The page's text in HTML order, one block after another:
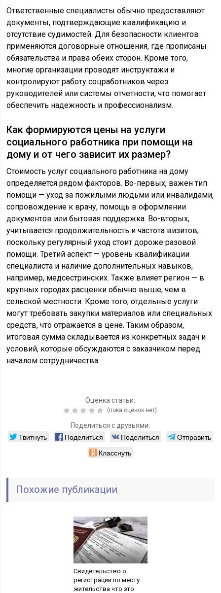
Ответственные специалисты обычно предоставляют
документы, подтверждающие квалификацию и
отсутствие судимостей. Для безопасности клиентов
применяются договорные отношения, где прописаны
обязательства и права обеих сторон. Кроме того,
многие организации проводят инструктажи и
контролируют работу соцработников через
руководителей или системы отчетности, что помогает
обеспечить надежность и профессионализм.
Как формируются цены на услуги
социального работника при помощи на
дому и от чего зависит их размер?
Стоимость услуг социального работника на дому
определяется рядом факторов. Во-первых, важен тип
помощи — уход за пожилыми людьми или инвалидами,
сопровождение к врачу, помощь в оформлении
документов или бытовая поддержка. Во-вторых,
учитывается продолжительность и частота визитов,
поскольку регулярный уход стоит дороже разовой
помощи. Третий аспект — уровень квалификации
специалиста и наличие дополнительных навыков,
например, медсестринских. Также влияет регион — в
крупных городах расценки обычно выше, чем в
сельской местности. Кроме того, отдельные услуги
могут требовать закупки материалов или специальных
средств, что отражается в цене. Таким образом,
итоговая сумма складывается из конкретных задач и
условий, которые обсуждаются с заказчиком перед
началом сотрудничества.
Оценка статьи:
(пока оценок нет)
Поделиться с друзьями:
Твитнуть Поделиться Поделиться
Отправить
Класснуть
Похожие публикации
Свидетельство о
регистрации по месту
жительства что это